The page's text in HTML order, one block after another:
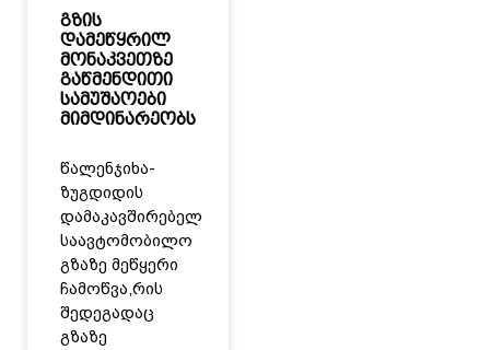
გზის
დამეწყრილ
მონაკვეთზე
გაწმენდითი
სამუშაოები
მიმდინარეობს
წალენჯიხა-
ზუგდიდის
დამაკავშირებელ
საავტომობილო
გზაზე მეწყერი
ჩამოწვა,რის
შედეგადაც
გზაზე